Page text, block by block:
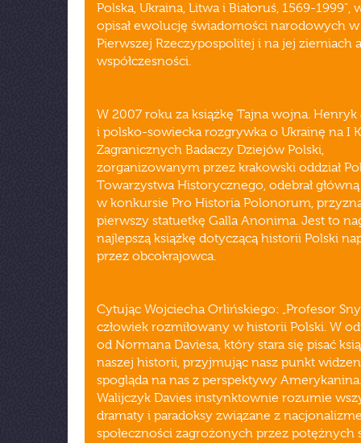
Polska, Ukraina, Litwa i Białoruś, 1569-1999",
opisał ewolucję świadomości narodowych w
Pierwszej Rzeczypospolitej i na jej ziemiach
współczesności.
W 2007 roku za książkę Tajna wojna.
i polsko-sowiecka rozgrywka o Ukrainę na I
Zagranicznych Badaczy Dziejów Polski,
zorganizowanym przez krakowski oddział
Towarzystwa Historycznego, odebrał
w konkursie Pro Historia Polonorum,
pierwszy statuetkę Galla Anonima. Jest to
najlepszą książkę dotyczącą historii Polski
przez obcokrajowca.
Cytując Wojciecha Orlińskiego: „Profesor
człowiek rozmiłowany w historii Polski. W
od Normana Daviesa, który stara się pisać
naszej historii, przyjmując nasz punkt
spogląda na nas z perspektywy
Walijczyk Davies instynktownie rozumie
dramaty i paradoksy związane z
społeczności zagrożonych przez potężnych